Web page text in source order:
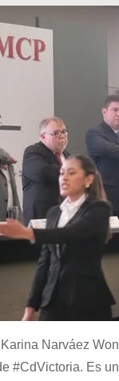
Narváez
#CdVictoria. Es